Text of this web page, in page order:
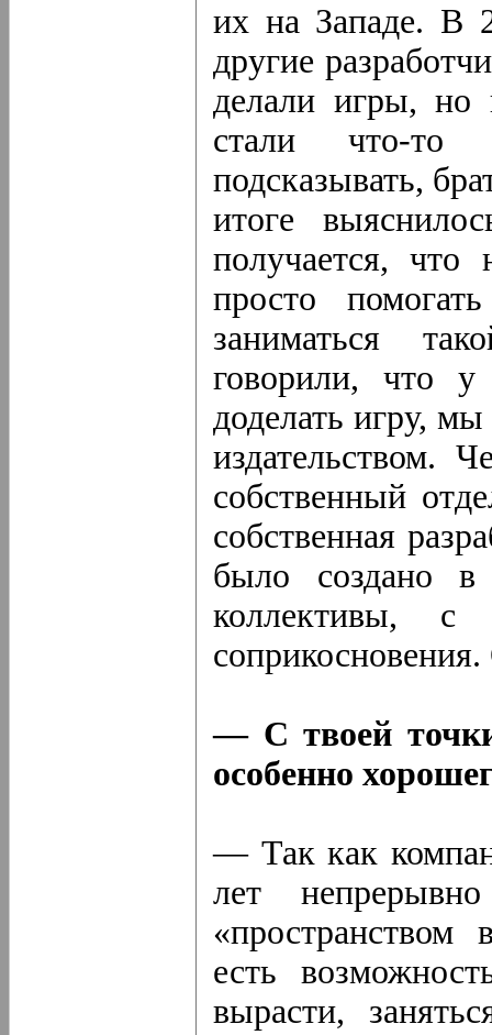
их на Западе. В
другие
делали игры,
стали что-то
подсказывать,
итоге
получается,
просто
заниматься
говорили, что
доделать игру,
издательством.
собственный
собственная
было создано
коллективы,
— С твоей
особенно
— Так как
лет
«пространством
есть
вырасти,